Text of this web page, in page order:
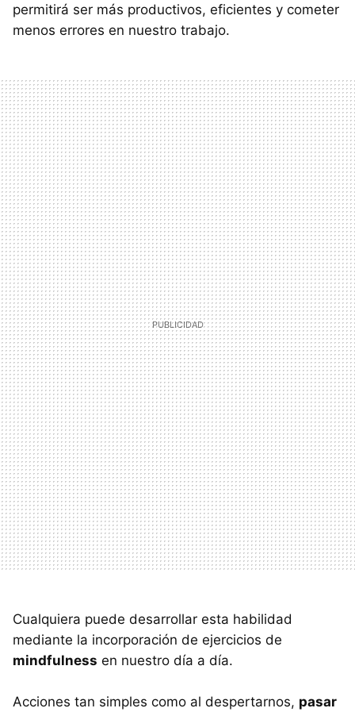
permitirá ser más productivos, eficientes y cometer
menos errores en nuestro trabajo.
Cualquiera puede desarrollar esta habilidad
mediante la incorporación de ejercicios de
mindfulness en nuestro día a día.
Acciones tan simples como al despertarnos, pasar